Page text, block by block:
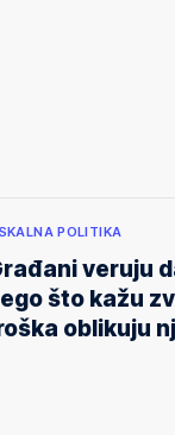
POLITIKA
veruju
što kažu
oblikuju